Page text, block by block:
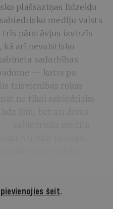
plašsaziņas līdzekļu
mediju valsts
trīs pārstāvjus izvirzīs
kā arī nevalstisko
sadarbības
— katrs pa
trīsvienības rokās
ne tikai sabiedrisko
pievienojies šeit.